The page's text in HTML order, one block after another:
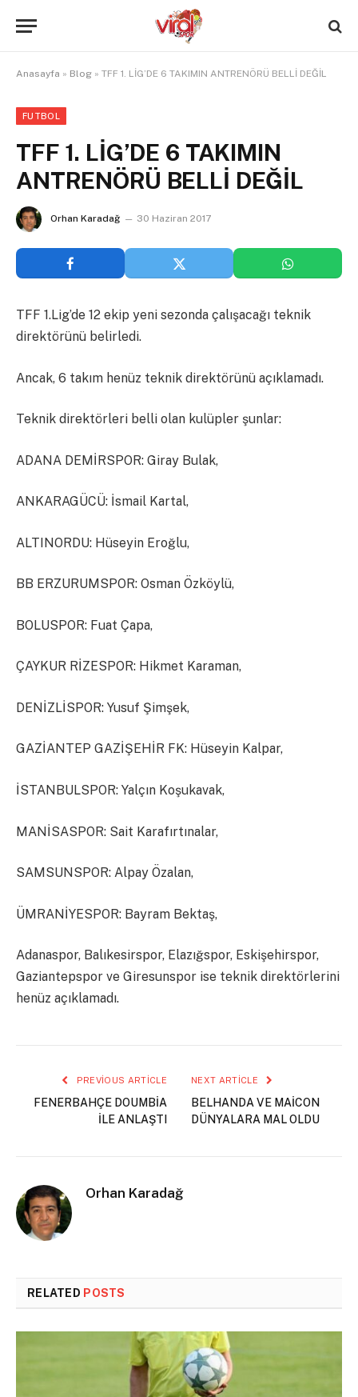
Anasayfa » Blog » TFF 1. LİG’DE 6 TAKIMIN ANTRENÖRÜ BELLİ DEĞİL
FUTBOL
TFF 1. LİG’DE 6 TAKIMIN
ANTRENÖRÜ BELLİ DEĞİL
Orhan Karadağ 30 Haziran 2017
TFF 1.Lig’de 12 ekip yeni sezonda çalışacağı teknik
direktörünü belirledi.
Ancak, 6 takım henüz teknik direktörünü açıklamadı.
Teknik direktörleri belli olan kulüpler şunlar:
ADANA DEMİRSPOR: Giray Bulak,
ANKARAGÜCÜ: İsmail Kartal,
ALTINORDU: Hüseyin Eroğlu,
BB ERZURUMSPOR: Osman Özköylü,
BOLUSPOR: Fuat Çapa,
ÇAYKUR RİZESPOR: Hikmet Karaman,
DENİZLİSPOR: Yusuf Şimşek,
GAZİANTEP GAZİŞEHİR FK: Hüseyin Kalpar,
İSTANBULSPOR: Yalçın Koşukavak,
MANİSASPOR: Sait Karafırtınalar,
SAMSUNSPOR: Alpay Özalan,
ÜMRANİYESPOR: Bayram Bektaş,
Adanaspor, Balıkesirspor, Elazığspor, Eskişehirspor,
Gaziantepspor ve Giresunspor ise teknik direktörlerini
henüz açıklamadı.
PREVIOUS ARTICLE
FENERBAHÇE DOUMBİA
İLE ANLAŞTI
NEXT ARTICLE
BELHANDA VE MAİCON
DÜNYALARA MAL OLDU
Orhan Karadağ
RELATED POSTS